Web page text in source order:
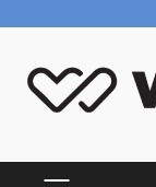
content